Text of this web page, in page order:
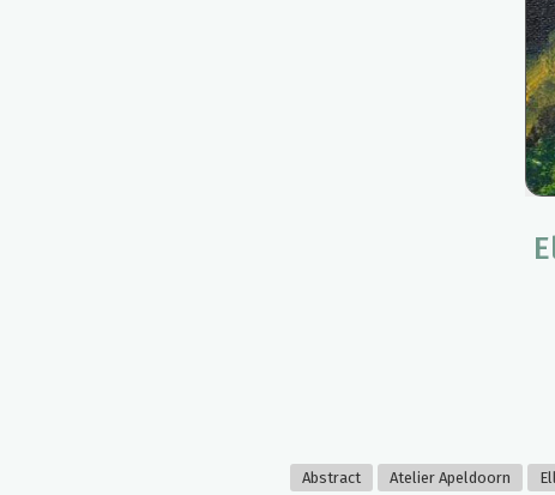
Abstract Atelier Apeldoorn